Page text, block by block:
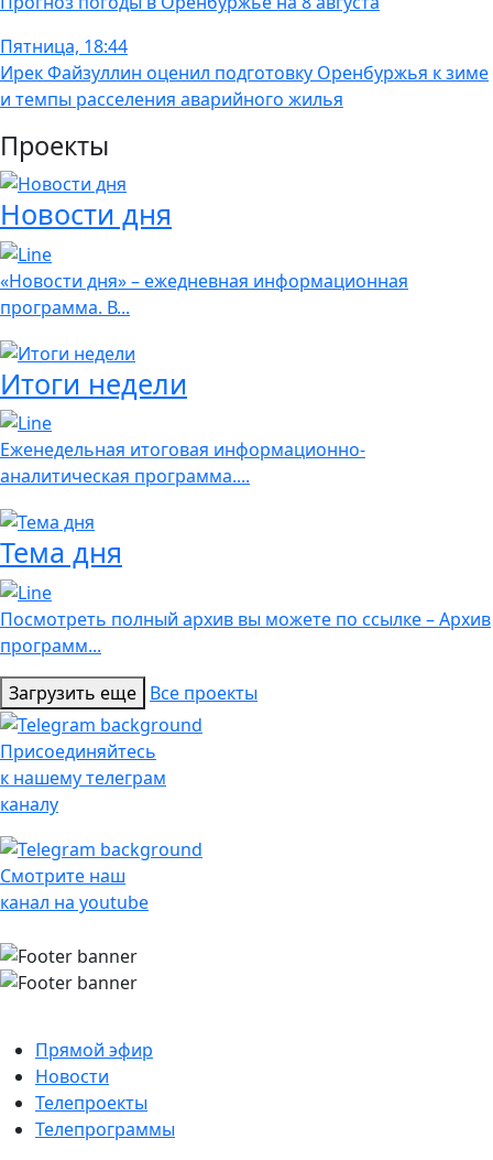
Пятница, 18:44
Ирек Файзуллин оценил подготовку Оренбуржья к зиме
и темпы расселения аварийного жилья
Проекты
Новости дня
«Новости дня» – ежедневная информационная
программа. В...
Итоги недели
Еженедельная итоговая информационно-
аналитическая программа....
Тема дня
Посмотреть полный архив вы можете по ссылке – Архив
программ...
Загрузить еще Все проекты
Присоединяйтесь
к нашему телеграм
каналу
Смотрите наш
канал на youtube
Прямой эфир
Новости
Телепроекты
Телепрограммы